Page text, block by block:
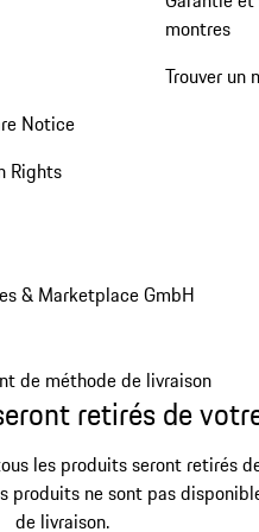
Notice
Rights
montres
Trouver un
& Marketplace GmbH
de méthode de livraison
retirés de
les produits seront retirés
produits ne sont pas
de livraison.